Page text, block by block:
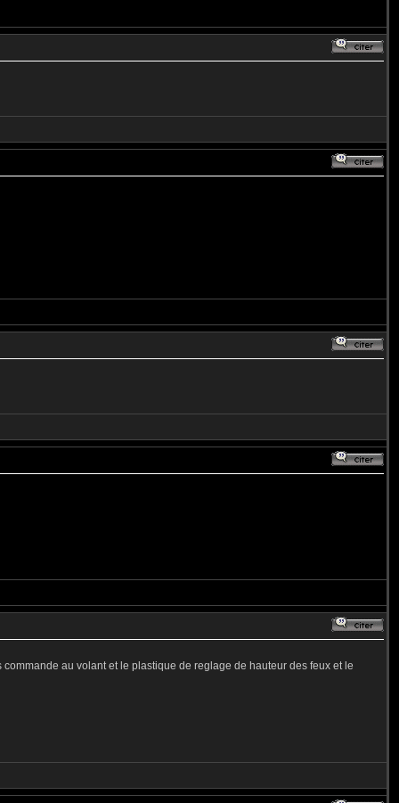
au volant et le plastique de reglage de hauteur des feux et le